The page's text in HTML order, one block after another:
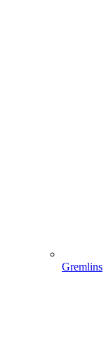
Gremlins